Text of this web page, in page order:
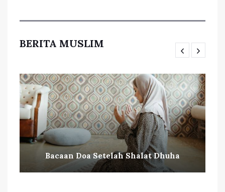
BERITA MUSLIM
Bacaan Doa Setelah Shalat Dhuha